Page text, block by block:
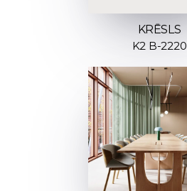
KRĒSLS
K2 B-2220